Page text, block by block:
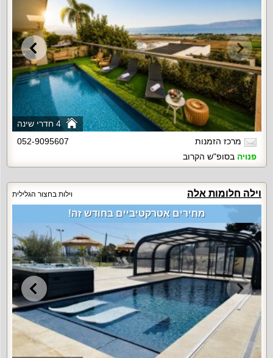
4 חדרי שינה
מרכז הזמנות
052-9095607
פנויה בסופ"ש הקרוב
וילה חלומות אלה וילות בחצור הגלילית
מחירים אטרקטיביים בחודש זה!